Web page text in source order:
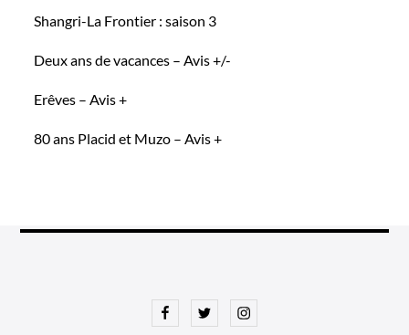
Shangri-La Frontier : saison 3
Deux ans de vacances – Avis +/-
Erêves – Avis +
80 ans Placid et Muzo – Avis +
FacebookTwitterInstagram